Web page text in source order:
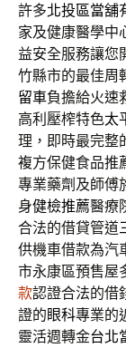
許多北投區當舖
家及健康醫學中
益安全服務讓您
竹縣市的最佳周
留車負擔給火速
高利壓榨特色太
理，即時最完整
複方保健食品推
專業藥劑及師傅
身健檢推薦醫療
合法的借貸管道
供機車借款為汽
市永康區預售屋
款認證合法的借
證的眼科專業的
靈活週轉金台北